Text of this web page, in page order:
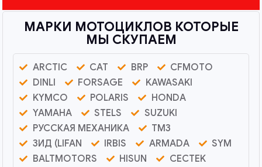
МАРКИ МОТОЦИКЛОВ КОТОРЫЕ
МЫ СКУПАЕМ
ARCTIC CAT BRP
CFMOTO
DINLI
FORSAGE
KAWASAKI
KYMCO
POLARIS
HONDA
YAMAHA
STELS
SUZUKI
РУССКАЯ МЕХАНИКА
ТМЗ
ЗИД (LIFAN
IRBIS ARMADA
SYM
BALTMOTORS
HISUN
CECTEK